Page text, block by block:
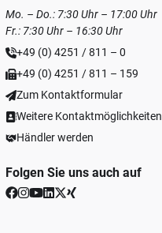
Mo. – Do.: 7:30 Uhr – 17:00 Uhr
Fr.: 7:30 Uhr – 16:30 Uhr
+49 (0) 4251 / 811 – 0
+49 (0) 4251 / 811 – 159
Zum Kontaktformular
Weitere Kontaktmöglichkeiten
Händler werden
Folgen Sie uns auch auf